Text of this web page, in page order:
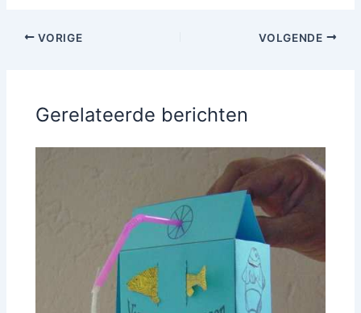
VORIGE VOLGENDE
Gerelateerde berichten